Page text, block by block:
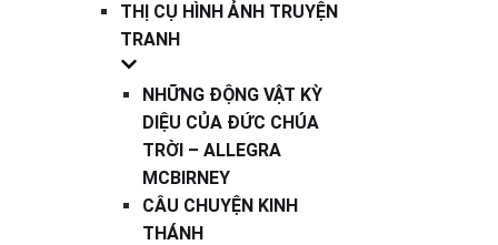
THỊ CỤ HÌNH ẢNH TRUYỆN
TRANH
NHỮNG ĐỘNG VẬT KỲ
DIỆU CỦA ĐỨC CHÚA
TRỜI – ALLEGRA
MCBIRNEY
CÂU CHUYỆN KINH
THÁNH